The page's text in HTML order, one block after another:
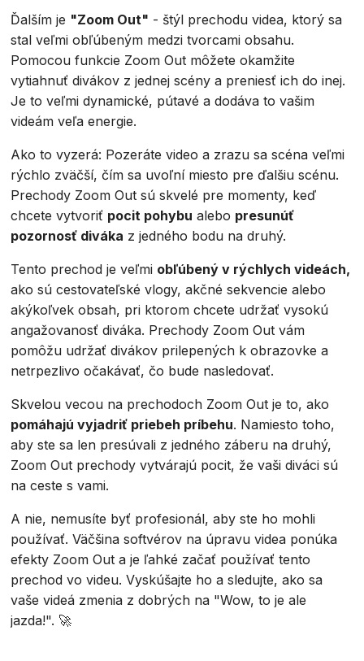
Ďalším je "Zoom Out" - štýl prechodu videa, ktorý sa
stal veľmi obľúbeným medzi tvorcami obsahu.
Pomocou funkcie Zoom Out môžete okamžite
vytiahnuť divákov z jednej scény a preniesť ich do inej.
Je to veľmi dynamické, pútavé a dodáva to vašim
videám veľa energie.
Ako to vyzerá: Pozeráte video a zrazu sa scéna veľmi
rýchlo zväčší, čím sa uvoľní miesto pre ďalšiu scénu.
Prechody Zoom Out sú skvelé pre momenty, keď
chcete vytvoriť pocit pohybu alebo presunúť
pozornosť diváka z jedného bodu na druhý.
Tento prechod je veľmi obľúbený v rýchlych videách,
ako sú cestovateľské vlogy, akčné sekvencie alebo
akýkoľvek obsah, pri ktorom chcete udržať vysokú
angažovanosť diváka. Prechody Zoom Out vám
pomôžu udržať divákov prilepených k obrazovke a
netrpezlivo očakávať, čo bude nasledovať.
Skvelou vecou na prechodoch Zoom Out je to, ako
pomáhajú vyjadriť priebeh príbehu. Namiesto toho,
aby ste sa len presúvali z jedného záberu na druhý,
Zoom Out prechody vytvárajú pocit, že vaši diváci sú
na ceste s vami.
A nie, nemusíte byť profesionál, aby ste ho mohli
používať. Väčšina softvérov na úpravu videa ponúka
efekty Zoom Out a je ľahké začať používať tento
prechod vo videu. Vyskúšajte ho a sledujte, ako sa
vaše videá zmenia z dobrých na "Wow, to je ale
jazda!". 🚀